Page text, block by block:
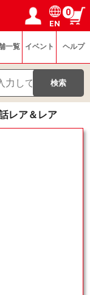
EN
0
一覧 イベント ヘルプ
レア＆レア